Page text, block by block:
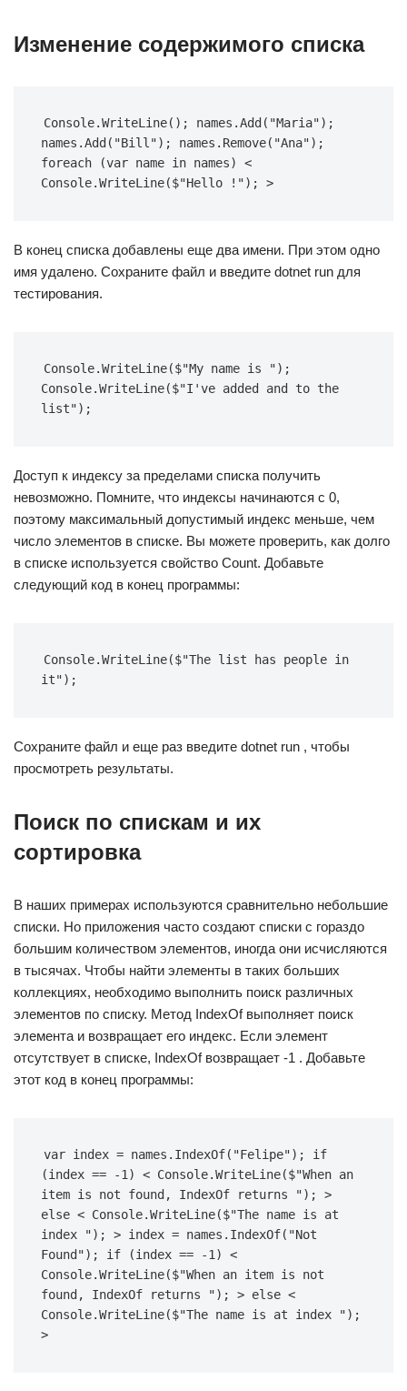
Изменение содержимого списка
Console.WriteLine(); names.Add("Maria");
names.Add("Bill"); names.Remove("Ana");
foreach (var name in names) <
Console.WriteLine($"Hello !"); >
В конец списка добавлены еще два имени. При этом одно
имя удалено. Сохраните файл и введите dotnet run для
тестирования.
Console.WriteLine($"My name is ");
Console.WriteLine($"I've added and to the
list");
Доступ к индексу за пределами списка получить
невозможно. Помните, что индексы начинаются с 0,
поэтому максимальный допустимый индекс меньше, чем
число элементов в списке. Вы можете проверить, как долго
в списке используется свойство Count. Добавьте
следующий код в конец программы:
Console.WriteLine($"The list has people in
it");
Сохраните файл и еще раз введите dotnet run , чтобы
просмотреть результаты.
Поиск по спискам и их
сортировка
В наших примерах используются сравнительно небольшие
списки. Но приложения часто создают списки с гораздо
большим количеством элементов, иногда они исчисляются
в тысячах. Чтобы найти элементы в таких больших
коллекциях, необходимо выполнить поиск различных
элементов по списку. Метод IndexOf выполняет поиск
элемента и возвращает его индекс. Если элемент
отсутствует в списке, IndexOf возвращает -1 . Добавьте
этот код в конец программы:
var index = names.IndexOf("Felipe"); if
(index == -1) < Console.WriteLine($"When an
item is not found, IndexOf returns "); >
else < Console.WriteLine($"The name is at
index "); > index = names.IndexOf("Not
Found"); if (index == -1) <
Console.WriteLine($"When an item is not
found, IndexOf returns "); > else <
Console.WriteLine($"The name is at index ");
>